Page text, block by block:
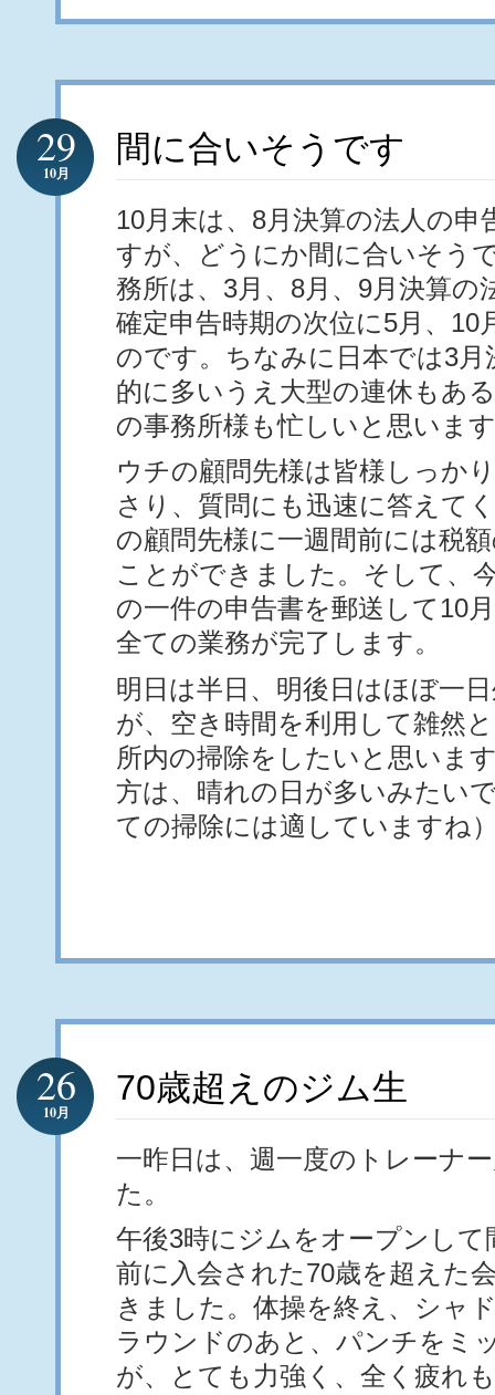
間に合いそうです
29
10月
10月末は、8月決算の法人の申
すが、どうにか間に合いそう
務所は、3月、8月、9月決算の
確定申告時期の次位に5月、10
のです。ちなみに日本では3月
的に多いうえ大型の連休もあ
の事務所様も忙しいと思いま
ウチの顧問先様は皆様しっか
さり、質問にも迅速に答えて
の顧問先様に一週間前には税
ことができました。そして、
の一件の申告書を郵送して10
全ての業務が完了します。
明日は半日、明後日はほぼ一
が、空き時間を利用して雑然
所内の掃除をしたいと思いま
方は、晴れの日が多いみたい
ての掃除には適していますね
70歳超えのジム生
26
10月
一昨日は、週一度のトレーナ
た。
午後3時にジムをオープンして
前に入会された70歳を超えた
きました。体操を終え、シャ
ラウンドのあと、パンチをミ
が、とても力強く、全く疲れ